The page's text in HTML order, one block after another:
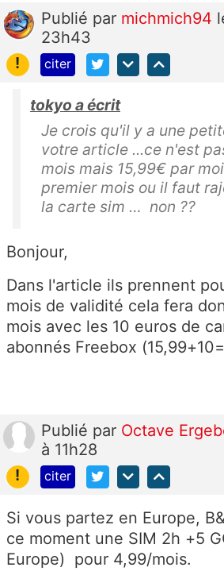
Publié par michmich94
23h43
!
citer
tokyo a écrit
Je crois qu'il y a une
votre article ...ce n'est
mois mais 15,99€ par
premier mois ou il faut
la carte sim … non ??
Bonjour,
Dans l'article ils prennent
mois de validité cela fera
mois avec les 10 euros de
abonnés Freebox
Publié par Octave
à 11h28
!
citer
Si vous partez en Europe,
ce moment une SIM 2h +5
Europe) pour 4,99/mois.